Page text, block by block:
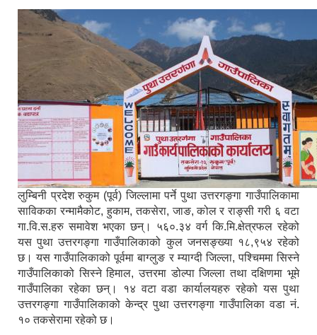
लुम्बिनी प्रदेश रुकुम (पूर्व) जिल्लामा पर्ने पुथा उत्तरगङ्गा गाउँपालिकामा
साविकका रन्मामैकोट, हुकाम, तकसेरा, जाङ, कोल र राङ्सी गरी ६ वटा
गा.वि.स.हरु समावेश भएका छन्। ५६०.३४ वर्ग कि.मि.क्षेत्रफल रहेको
यस पुथा उत्तरगङ्गा गाउँपालिकाको कुल जनसङ्ख्या १८,९५४ रहेको
छ। यस गाउँपालिकाको पूर्वमा बाग्लुङ र म्याग्दी जिल्ला, पश्चिममा सिस्ने
गाउँपालिकाको सिस्ने हिमाल, उत्तरमा डोल्पा जिल्ला तथा दक्षिणमा भूमे
गाउँपालिका रहेका छन्। १४ वटा वडा कार्यालयहरु रहेको यस पुथा
उत्तरगङ्गा गाउँपालिकाको केन्द्र पुथा उत्तरगङ्गा गाउँपालिका वडा नं.
१० तकसेरामा रहेको छ।